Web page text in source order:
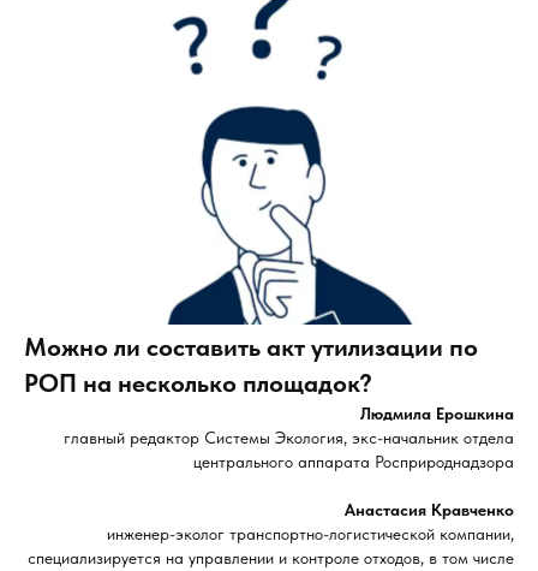
Можно ли составить акт утилизации по
РОП на несколько площадок?
Людмила Ерошкина
главный редактор Системы Экология, экс-начальник отдела
центрального аппарата Росприроднадзора
Анастасия Кравченко
инженер-эколог транспортно-логистической компании,
специализируется на управлении и контроле отходов, в том числе